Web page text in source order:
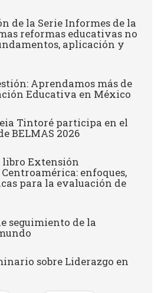
de la Serie Informes de la
reformas educativas no
aplicación y
Aprendamos más de
Educativa en México
Tintoré participa en el
BELMAS 2026
libro Extensión
enfoques,
para la evaluación de
seguimiento de la
sobre Liderazgo en